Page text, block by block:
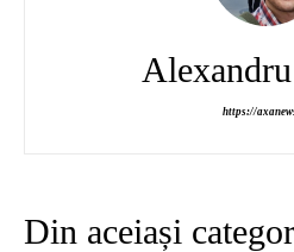
https://
Din aceiași